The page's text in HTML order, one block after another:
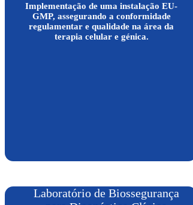
Implementação de uma instalação EU-
GMP, assegurando a conformidade
regulamentar e qualidade na área da
terapia celular e génica.
Laboratório de Biossegurança